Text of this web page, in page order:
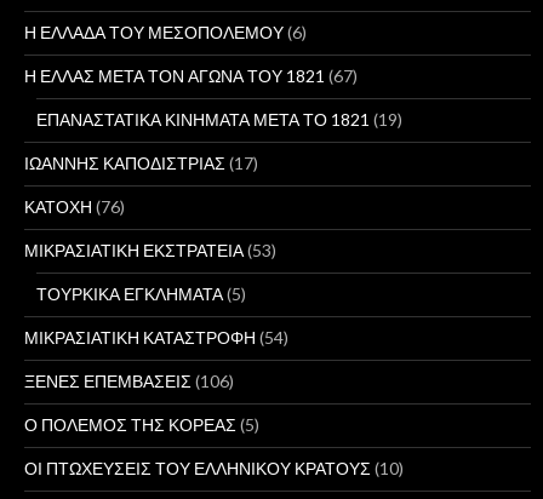
Η ΕΛΛΑΔΑ ΤΟΥ ΜΕΣΟΠΟΛΕΜΟΥ(6)
Η ΕΛΛΑΣ ΜΕΤΑ ΤΟΝ ΑΓΩΝΑ ΤΟΥ 1821 (67)
ΕΠΑΝΑΣΤΑΤΙΚΑ ΚΙΝΗΜΑΤΑ ΜΕΤΑ ΤΟ 1821 (19)
ΙΩΑΝΝΗΣ ΚΑΠΟΔΙΣΤΡΙΑΣ (17)
ΚΑΤΟΧΗ (76)
ΜΙΚΡΑΣΙΑΤΙΚΗ ΕΚΣΤΡΑΤΕΙΑ(53)
ΤΟΥΡΚΙΚΑ ΕΓΚΛΗΜΑΤΑ(5)
ΜΙΚΡΑΣΙΑΤΙΚΗ ΚΑΤΑΣΤΡΟΦΗ (54)
ΞΕΝΕΣ ΕΠΕΜΒΑΣΕΙΣ (106)
Ο ΠΟΛΕΜΟΣ ΤΗΣ ΚΟΡΕΑΣ (5)
ΟΙ ΠΤΩΧΕΥΣΕΙΣ ΤΟΥ ΕΛΛΗΝΙΚΟΥ ΚΡΑΤΟΥΣ (10)